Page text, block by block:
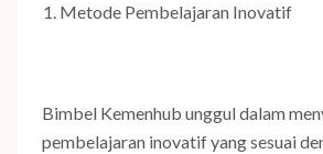
Metode Pembelajaran Inovatif
Bimbel Kemenhub unggul dalam
pembelajaran inovatif yang sesuai